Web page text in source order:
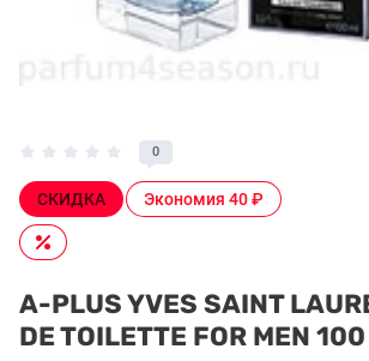
0
СКИДКА Экономия 40 ₽
A-PLUS YVES SAINT
DE TOILETTE FOR MEN